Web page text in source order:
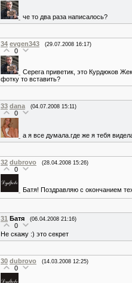
че то два раза написалось?
34 evgen343 (29.07.2008 16:17)
0
Серега приветик, это Курдюков
фотку то вставить?
33 dana (04.07.2008 15:11)
0
а я все думала.где же я тебя
32 dubrovo (28.04.2008 15:26)
0
Батя! Поздравляю с окончанием
31 Батя (06.04.2008 21:16)
0
Не скажу :) это секрет
30 dubrovo (14.03.2008 12:25)
0